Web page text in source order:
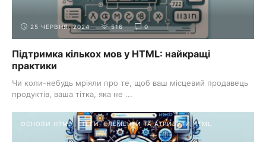
25 ЧЕРВНЯ, 2024 516 0
Підтримка кількох мов у HTML: найкращі
практики
Чи коли-небудь мріяли про те, щоб ваш місцевий продавець
продуктів, ваша тітка, яка не ...
ОСНОВИ HTML ТЕГИ, ЕЛЕМЕНТИ ТА АТРИБУТИ HTML